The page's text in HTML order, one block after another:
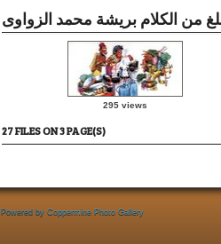
من الكلام بريشة محمد الزواوى
295 views
27 FILES ON 3 PAGE(S)
Powered by Coppermine Photo Gallery